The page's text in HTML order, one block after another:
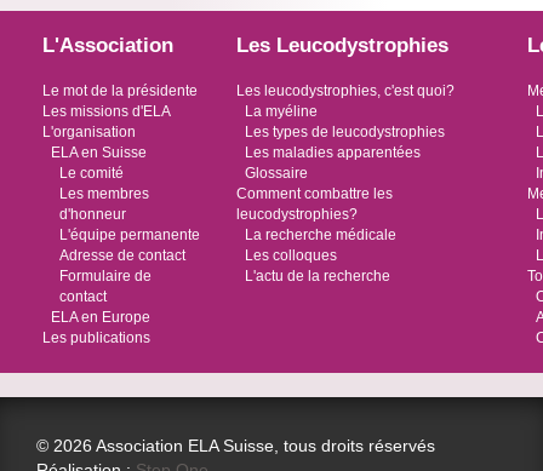
L'Association
Le mot de la présidente
Les missions d'ELA
L'organisation
ELA en Suisse
Le comité
Les membres
d'honneur
L'équipe permanente
Adresse de contact
Formulaire de
contact
ELA en Europe
Les publications
Les Leucodystrophies
Les leucodystrophies, c'est quoi?
La myéline
Les types de leucodystrophies
Les maladies apparentées
Glossaire
Comment combattre les
leucodystrophies?
La recherche médicale
Les colloques
L'actu de la recherche
© 2026 Association ELA Suisse, tous droits réservés